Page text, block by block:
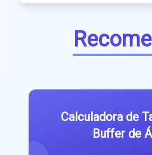
Calculadora de
Buffer de